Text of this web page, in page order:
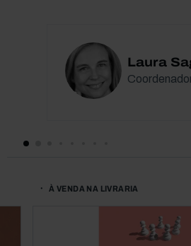
Laura
À VENDA NA LIVRARIA